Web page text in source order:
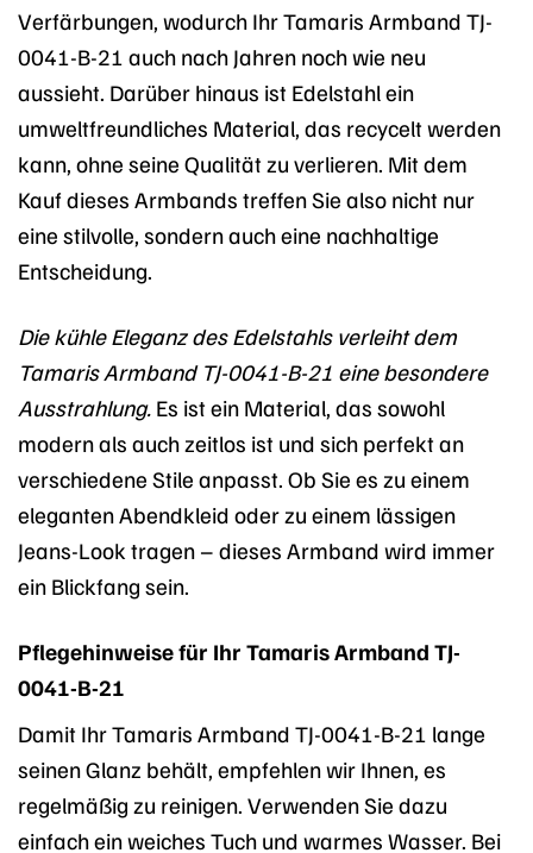
Verfärbungen, wodurch Ihr Tamaris Armband TJ-
0041-B-21 auch nach Jahren noch wie neu
aussieht. Darüber hinaus ist Edelstahl ein
umweltfreundliches Material, das recycelt werden
kann, ohne seine Qualität zu verlieren. Mit dem
Kauf dieses Armbands treffen Sie also nicht nur
eine stilvolle, sondern auch eine nachhaltige
Entscheidung.
Die kühle Eleganz des Edelstahls verleiht dem
Tamaris Armband TJ-0041-B-21 eine besondere
Ausstrahlung. Es ist ein Material, das sowohl
modern als auch zeitlos ist und sich perfekt an
verschiedene Stile anpasst. Ob Sie es zu einem
eleganten Abendkleid oder zu einem lässigen
Jeans-Look tragen – dieses Armband wird immer
ein Blickfang sein.
Pflegehinweise für Ihr Tamaris Armband TJ-
0041-B-21
Damit Ihr Tamaris Armband TJ-0041-B-21 lange
seinen Glanz behält, empfehlen wir Ihnen, es
regelmäßig zu reinigen. Verwenden Sie dazu
einfach ein weiches Tuch und warmes Wasser. Bei